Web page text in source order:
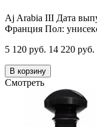
Aj Arabia III Дата
Франция Пол:
5 120 руб. 14 220 руб.
В корзину
Смотреть